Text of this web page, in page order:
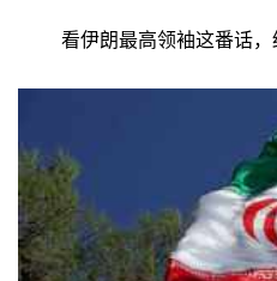
看伊朗最高领袖这番话，